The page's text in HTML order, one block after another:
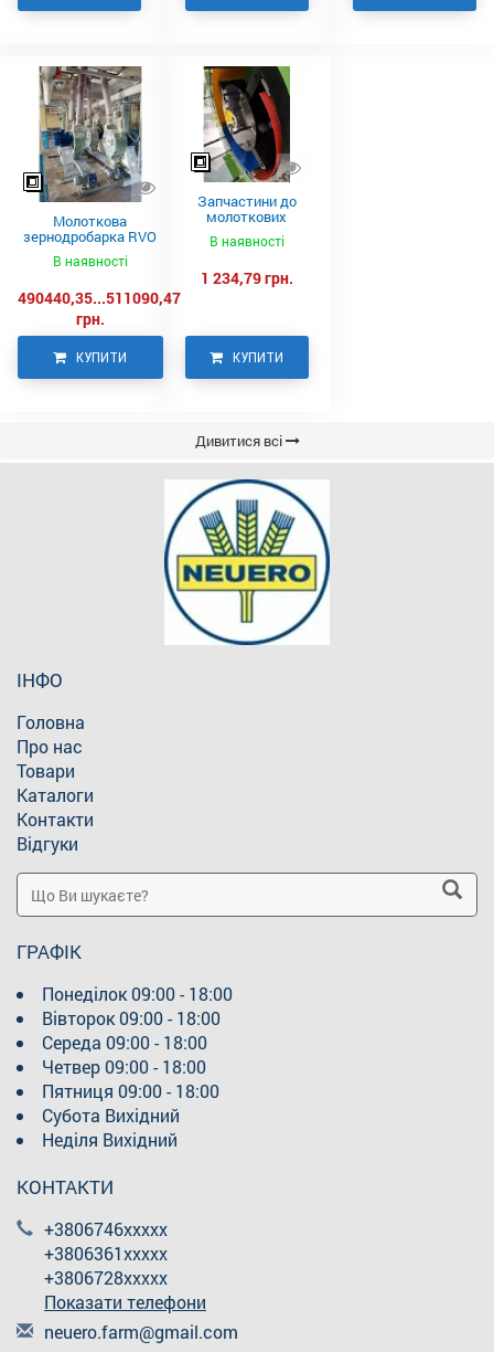
Молоткова
зернодробарка RVO
930 NEUERO
В наявності
490440,35...511090,47
грн.
КУПИТИ
Запчастини до
молоткових
дробарок RVO,
NEUERO
В наявності
1 234,79 грн.
КУПИТИ
Дивитися всі
ІНФО
Головна
Про нас
Товари
Каталоги
Контакти
Відгуки
ГРАФІК
Понеділок09:00 - 18:00
Вівторок09:00 - 18:00
Середа 09:00 - 18:00
Четвер09:00 - 18:00
Пятниця 09:00 - 18:00
Субота Вихідний
Неділя Вихідний
КОНТАКТИ
+3806746xxxxx
+3806361xxxxx
+3806728xxxxx
Показати телефони
neuero.farm@gmail.com